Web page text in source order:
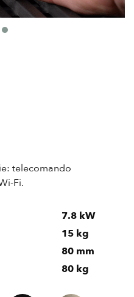
telecomando
Fi.
7.8 kW
15 kg
80 mm
80 kg